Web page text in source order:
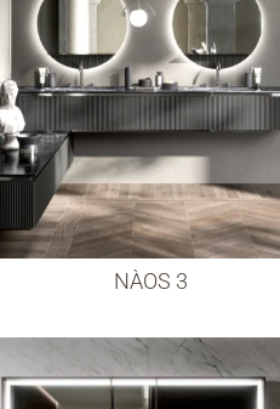
NÀOS 3